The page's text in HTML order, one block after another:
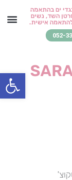
ים בהתאמה
השד, נשים
להתאמה אישית.
פתח